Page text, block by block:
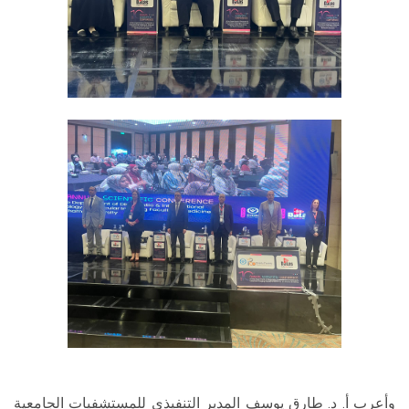
وأعرب أ. د. طارق يوسف المدير التنفيذي للمستشفيات الجامعية